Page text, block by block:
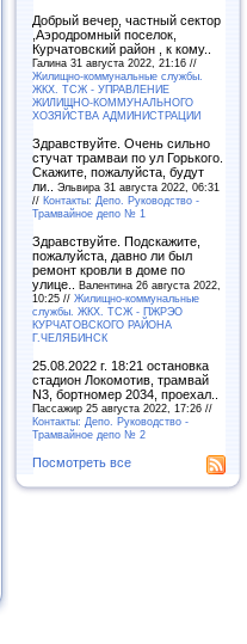
Добрый вечер, частный сектор
,Аэродромный поселок,
Курчатовский район , к кому..
Галина 31 августа 2022, 21:16 //
Жилищно-коммунальные службы.
ЖКХ. ТСЖ - УПРАВЛЕНИЕ
ЖИЛИЩНО-КОММУНАЛЬНОГО
ХОЗЯЙСТВА АДМИНИСТРАЦИИ
Здравствуйте. Очень сильно
стучат трамваи по ул Горького.
Скажите, пожалуйста, будут
ли.. Эльвира 31 августа 2022, 06:31
// Контакты: Депо. Руководство -
Трамвайное депо № 1
Здравствуйте. Подскажите,
пожалуйста, давно ли был
ремонт кровли в доме по
улице.. Валентина 26 августа 2022,
10:25 // Жилищно-коммунальные
службы. ЖКХ. ТСЖ - ПЖРЭО
КУРЧАТОВСКОГО РАЙОНА
Г.ЧЕЛЯБИНСК
25.08.2022 г. 18:21 остановка
стадион Локомотив, трамвай
N3, бортномер 2034, проехал..
Пассажир 25 августа 2022, 17:26 //
Контакты: Депо. Руководство -
Трамвайное депо № 2
Посмотреть все